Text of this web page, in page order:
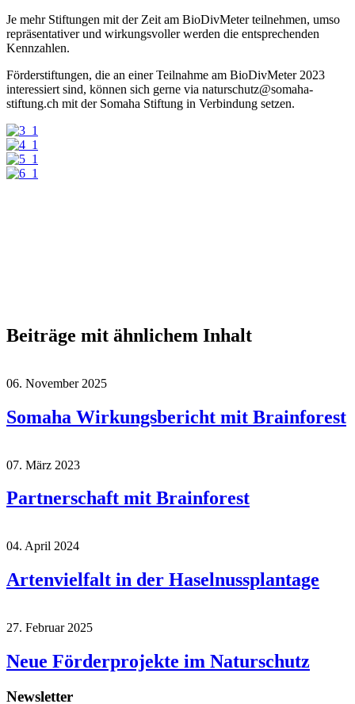
Je mehr Stiftungen mit der Zeit am BioDivMeter teilnehmen, umso
repräsentativer und wirkungsvoller werden die entsprechenden
Kennzahlen.
Förderstiftungen, die an einer Teilnahme am BioDivMeter 2023
interessiert sind, können sich gerne via naturschutz@somaha-
stiftung.ch mit der Somaha Stiftung in Verbindung setzen.
Beiträge mit ähnlichem Inhalt
06. November 2025
Somaha Wirkungsbericht mit Brainforest
07. März 2023
Partnerschaft mit Brainforest
04. April 2024
Artenvielfalt in der Haselnussplantage
27. Februar 2025
Neue Förderprojekte im Naturschutz
Newsletter